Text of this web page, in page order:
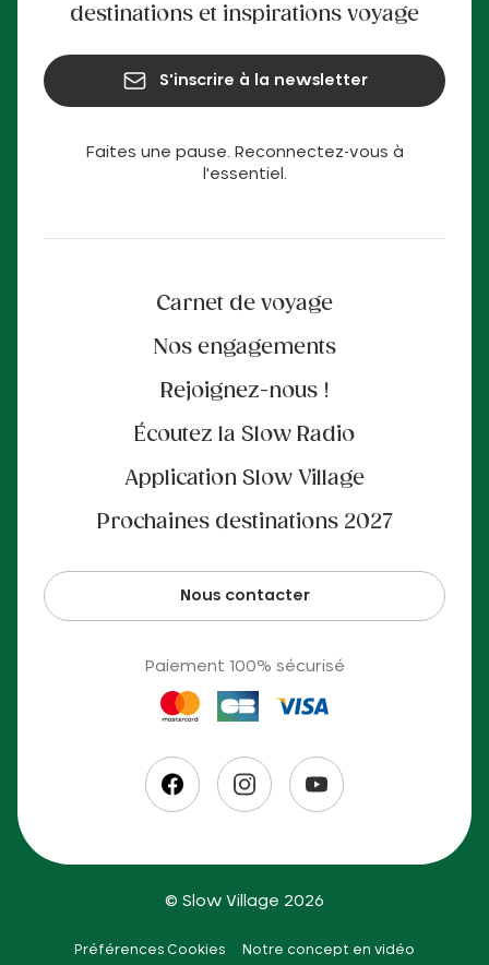
Faites une pause. Reconnectez-vous à
l'essentiel.
Carnet de voyage
Nos engagements
Rejoignez-nous !
Écoutez la Slow Radio
Application Slow Village
Prochaines destinations 2027
Nous contacter
Paiement 100% sécurisé
destinations et inspirations voyage
S'inscrire à la newsletter
© Slow Village 2026
Préférences Cookies Notre concept en vidéo